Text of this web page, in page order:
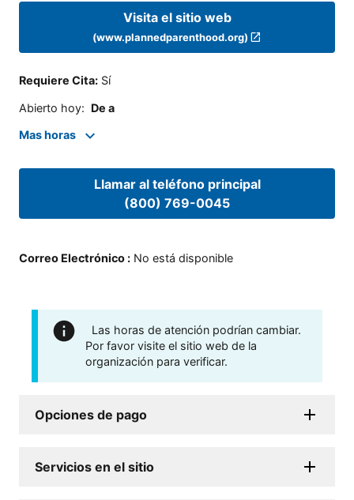
Visita el sitio web
(www.plannedparenthood.org)
Requiere Cita: Sí
Abierto hoy: De a
Mas horas
Llamar al teléfono principal
(800) 769-0045
Correo Electrónico : No está disponible
Las horas de atención podrían cambiar.
Por favor visite el sitio web de la
organización para verificar.
Opciones de pago
Servicios en el sitio